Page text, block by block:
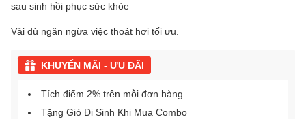
sau sinh hồi phục sức khỏe
Vải dù ngăn ngừa việc thoát hơi tối ưu.
KHUYẾN MÃI - ƯU ĐÃI
Tích điểm 2% trên mỗi đơn hàng
Tặng Giỏ Đi Sinh Khi Mua Combo